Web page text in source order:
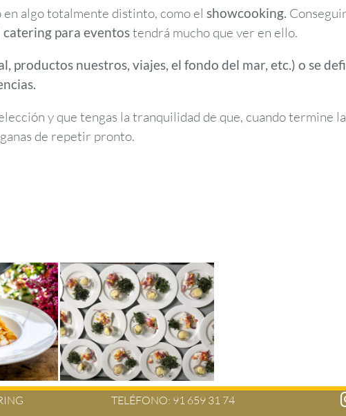
en algo totalmente distinto, como el showcooking.
catering para eventostendrá mucho que ver en ello.
productos nuestros, viajes, el fondo del mar, etc.) o se
y que tengas la tranquilidad de que, cuando termine la
de repetir pronto.
¿Organizando un
evento? Descubre
cómo el catering
puede hacer o
deshacer tu
celebración
TELÉFONO: 91 659 31 74